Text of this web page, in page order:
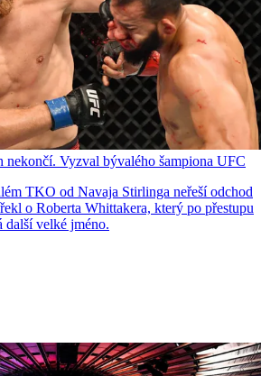
nekončí. Vyzval bývalého šampiona UFC
TKO od Navaja Stirlinga neřeší odchod
o Roberta Whittakera, který po přestupu
další velké jméno.